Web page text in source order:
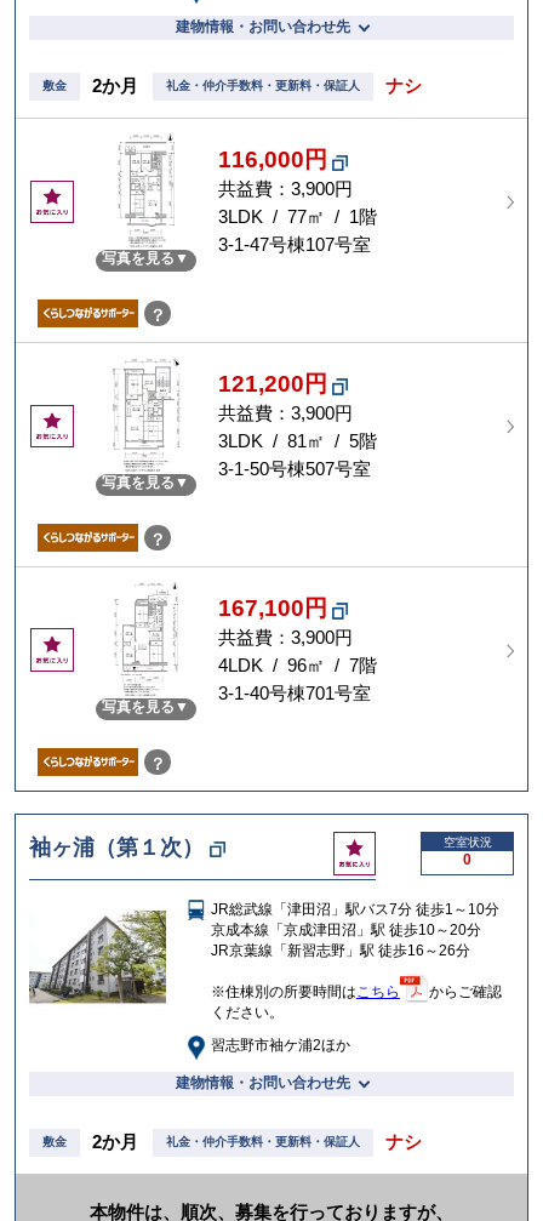
建物情報・お問い合わせ先
敷金 2か月 礼金・仲介手数料・更新料・保証人 ナシ
お
気
写真を見る
116,000円
共益費：3,900円
3LDK / 77㎡ / 1階
3-1-47号棟107号室
？
お
気
写真を見る
121,200円
共益費：3,900円
3LDK / 81㎡ / 5階
3-1-50号棟507号室
？
お
気
写真を見る
167,100円
共益費：3,900円
4LDK / 96㎡ / 7階
3-1-40号棟701号室
？
袖ヶ浦（第１次）
お
気
入
り
空室状況
0
JR総武線「津田沼」駅バス7分 徒歩1～10分
京成本線「京成津田沼」駅 徒歩10～20分
JR京葉線「新習志野」駅 徒歩16～26分
※住棟別の所要時間は こちら
からご確認
ください。
習志野市袖ケ浦2ほか
建物情報・お問い合わせ先
敷金 2か月 礼金・仲介手数料・更新料・保証人 ナシ
本物件は、順次、募集を行っておりますが、